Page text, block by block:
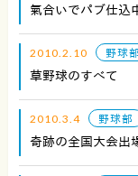
氣合いでパブ仕
2010.2.10 野球
草野球のすべて
2010.3.4 野球部
奇跡の全国大会出